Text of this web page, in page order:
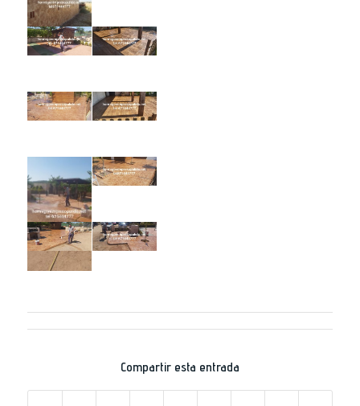
Compartir esta entrada